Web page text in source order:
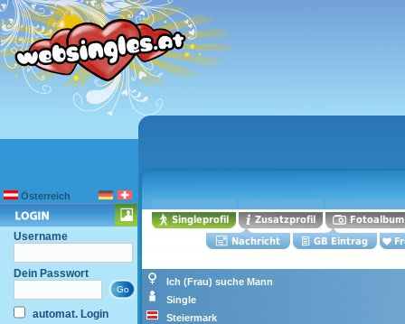
Österreich
Username
Dein Passwort
automat. Login
Ich (Frau) suche Mann
Single
Steiermark